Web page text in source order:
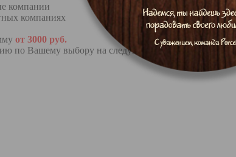
компаниипо всей России
компаниях
от 3000 руб.
по Вашему выбору на следующий день после оплаты.